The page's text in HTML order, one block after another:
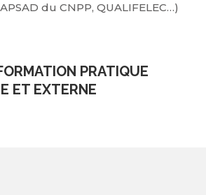
du CNPP, QUALIFELEC…)
PRATIQUE
ET EXTERNE